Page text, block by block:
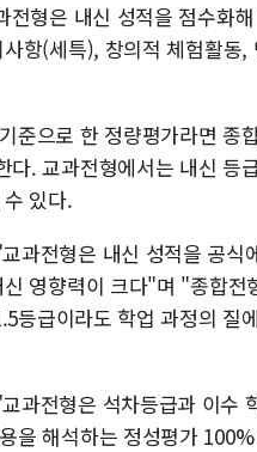
형은 내신 성적을 점수화
항(세특), 창의적 체험활동
준으로 한 정량평가라면 종
다. 교과전형에서는 내신 등
있다.
과전형은 내신 성적을 공식
영향력이 크다"며 "종합전
등급이라도 학업 과정의 질
과전형은 석차등급과 이수
을 해석하는 정성평가